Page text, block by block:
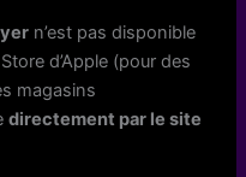
n’est pas disponible
d’Apple (pour des
magasins
directement par le site